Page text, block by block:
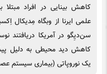
کاهش بینایی در افراد
علمی ایرنا از وبگاه مِدیکال
سن‌دیِگو در آمریکا دریافتند
کاهش دید محیطی به دلیل
یک نوروپاتی (بیماری سیستم